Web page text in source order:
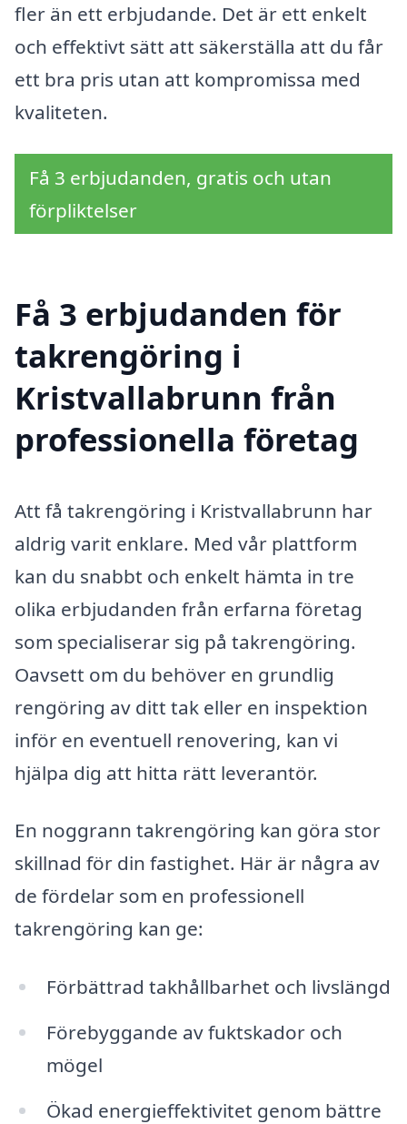
fler än ett erbjudande. Det är ett enkelt
och effektivt sätt att säkerställa att du får
ett bra pris utan att kompromissa med
kvaliteten.
Få 3 erbjudanden, gratis och utan
förpliktelser
Få 3 erbjudanden för
takrengöring i
Kristvallabrunn från
professionella företag
Att få takrengöring i Kristvallabrunn har
aldrig varit enklare. Med vår plattform
kan du snabbt och enkelt hämta in tre
olika erbjudanden från erfarna företag
som specialiserar sig på takrengöring.
Oavsett om du behöver en grundlig
rengöring av ditt tak eller en inspektion
inför en eventuell renovering, kan vi
hjälpa dig att hitta rätt leverantör.
En noggrann takrengöring kan göra stor
skillnad för din fastighet. Här är några av
de fördelar som en professionell
takrengöring kan ge:
Förbättrad takhållbarhet och livslängd
Förebyggande av fuktskador och
mögel
Ökad energieffektivitet genom bättre